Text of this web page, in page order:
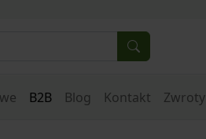
B2B Blog Kontakt Zwroty